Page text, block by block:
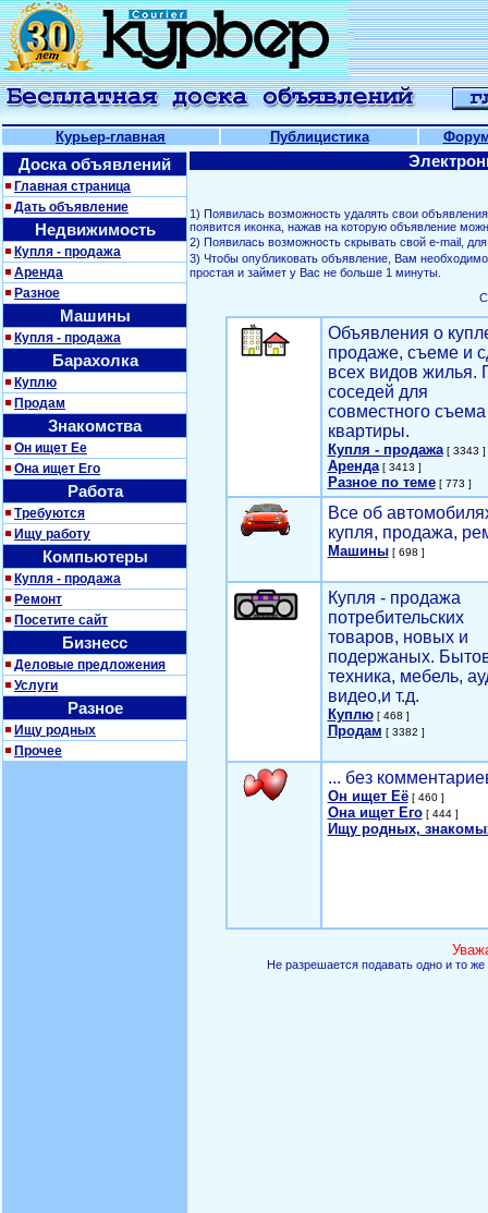
Курьер-главная Публицистика
Доска объявлений
Главная страница
Дать объявление
Недвижимость
Купля - продажа
Аренда
Разное
Машины
Купля - продажа
Барахолка
Куплю
Продам
Знакомства
Он ищет Ее
Она ищет Его
Работа
Требуются
Ищу работу
Компьютеры
Купля - продажа
Ремонт
Посетите сайт
Бизнесс
Деловые предложения
Услуги
Разное
Ищу родных
Прочее
1) Появилась возможность удалять свои
появится иконка, нажав на которую объявление
2) Появилась возможность скрывать свой е-mail,
3) Чтобы опубликовать объявление, Вам
простая и займет у Вас не больше 1 минуты.
Объявления о
продаже, съеме и
всех видов жилья.
соседей для
совместного съема
квартиры.
Купля - продажа[ 3343 ]
Аренда[ 3413 ]
Разное по теме[ 773 ]
Все об
купля, продажа,
Машины[ 698 ]
Купля - продажа
потребительских
товаров, новых и
подержаных.
техника, мебель,
видео,и т.д.
Куплю[ 468 ]
Продам [ 3382 ]
... без
Он ищет Её[ 460 ]
Она ищет Его[ 444 ]
Ищу родных,
Не разрешается подавать одно и то